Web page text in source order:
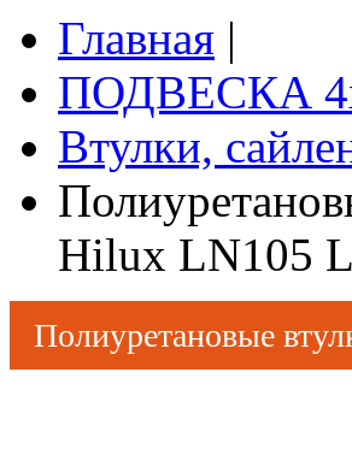
Главная |
ПОДВЕСКА
Втулки,
Hilux LN105
Полиуретановые